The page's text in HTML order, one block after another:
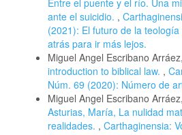
ante el suicidio. ,
(2021): El futuro de la
atrás para ir más lejos.
Miguel Angel Escribano Arráez,
introduction to biblical law. ,
Núm. 69 (2020): Número de
Miguel Angel Escribano Arráez,
Asturias, María, La nulidad
realidades. , Carthaginensia: